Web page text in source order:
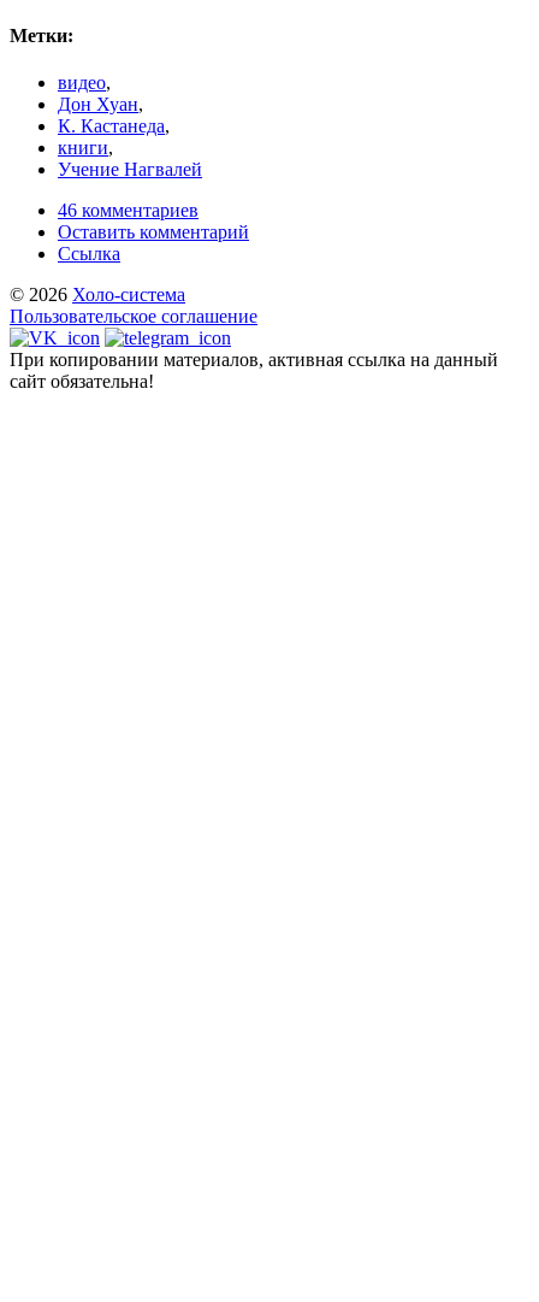
Метки:
видео,
Дон Хуан,
К. Кастанеда,
книги,
Учение Нагвалей
46 комментариев
Оставить комментарий
Ссылка
© 2026 Холо-система
Пользовательское соглашение
При копировании материалов, активная ссылка на данный
сайт обязательна!